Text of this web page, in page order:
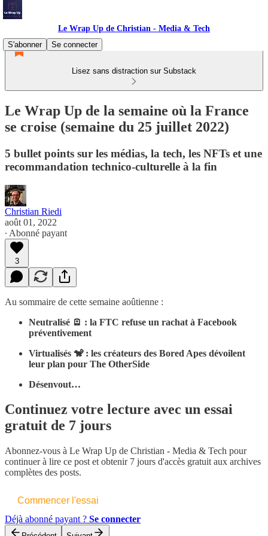
Le Wrap Up de Christian - Media & Tech
S'abonner
Se connecter
Lisez sans distraction sur Substack
Le Wrap Up de la semaine où la France
se croise (semaine du 25 juillet 2022)
5 bullet points sur les médias, la tech, les NFTs et une
recommandation technico-culturelle à la fin
Christian Riedi
août 01, 2022
∙ Abonné payant
3
Au sommaire de cette semaine aoûtienne :
Neutralisé 🪫 : la FTC refuse un rachat à Facebook
préventivement
Virtualisés 🐒 : les créateurs des Bored Apes dévoilent
leur plan pour The OtherSide
Désenvout…
Continuez votre lecture avec un essai
gratuit de 7 jours
Abonnez-vous à Le Wrap Up de Christian - Media & Tech pour
continuer à lire ce post et obtenir 7 jours d'accès gratuit aux archives
complètes des posts.
Commencer l'essai
Déjà abonné payant ? Se connecter